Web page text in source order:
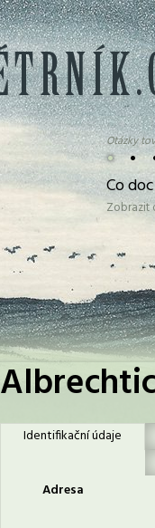
• •
Otázky
Co
Identifikační údaje
Adresa